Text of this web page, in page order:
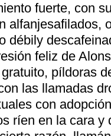
fuerte, con
alfanjesafilados,
débily
feliz de
píldoras
las llamadas
con
ríen en la cara y